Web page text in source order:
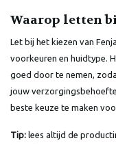
Waarop letten
Let bij het kiezen van
voorkeuren en huidtype.
goed door te nemen,
jouw
beste keuze te maken
Tip: lees altijd de